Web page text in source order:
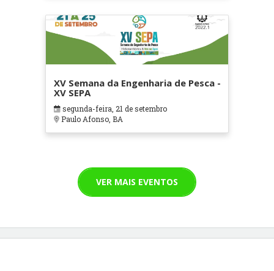
XV Semana da Engenharia de Pesca -
XV SEPA
segunda-feira, 21 de setembro
Paulo Afonso, BA
VER MAIS EVENTOS